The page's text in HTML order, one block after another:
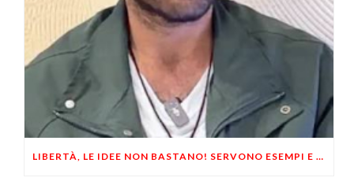
LIBERTÀ, LE IDEE NON BASTANO! SERVONO ESEMPI E UN PO’ DI COERENZA